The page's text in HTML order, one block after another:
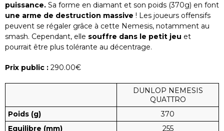
puissance. Sa forme en diamant et son poids (370g) en font
une arme de destruction massive ! Les joueurs offensifs
peuvent se régaler grâce à cette Nemesis, notamment au
smash. Cependant, elle souffre dans le petit jeu et
pourrait être plus tolérante au décentrage.
Prix public : 290.00€
DUNLOP NEMESIS
QUATTRO
Poids (g)
370
Equilibre (mm)
255